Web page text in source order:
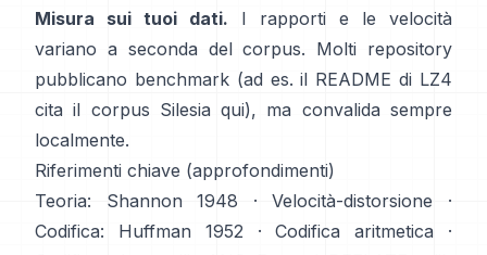
Misura sui tuoi dati. I rapporti e le velocità
variano a seconda del corpus. Molti repository
pubblicano benchmark (ad es. il README di LZ4
cita il corpus Silesia qui), ma convalida sempre
localmente.
Riferimenti chiave (approfondimenti)
Teoria:
Shannon 1948 · Velocità-distorsione
·
Codifica:
Huffman 1952 · Codifica aritmetica
·